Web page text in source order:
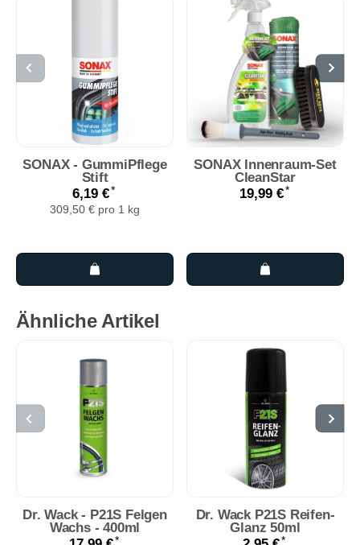
SONAX - GummiPflege
Stift
6,19 €*
309,50 € pro 1 kg
SONAX Innenraum-Set
CleanStar
19,99 €*
Ähnliche Artikel
Dr. Wack - P21S Felgen
Wachs - 400ml
*
Dr. Wack P21S Reifen-
Glanz 50ml
*